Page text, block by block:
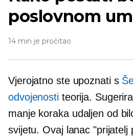
poslovnom
14 min je pročitao
Vjerojatno ste upoznati s
odvojenostiteorija.
manje koraka udaljen od
svijetu. Ovaj lanac "prijatelj